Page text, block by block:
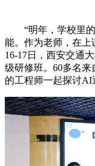
“明年，学校里的
能。作为老师，在上
16-17日，西安交通
级研修班。60多名
的工程师一起探讨AI